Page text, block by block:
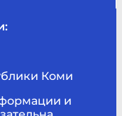
Коми
и